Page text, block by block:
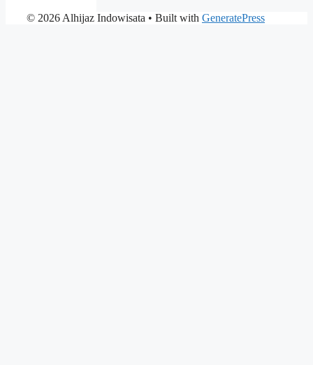
© 2026 Alhijaz Indowisata • Built with GeneratePress